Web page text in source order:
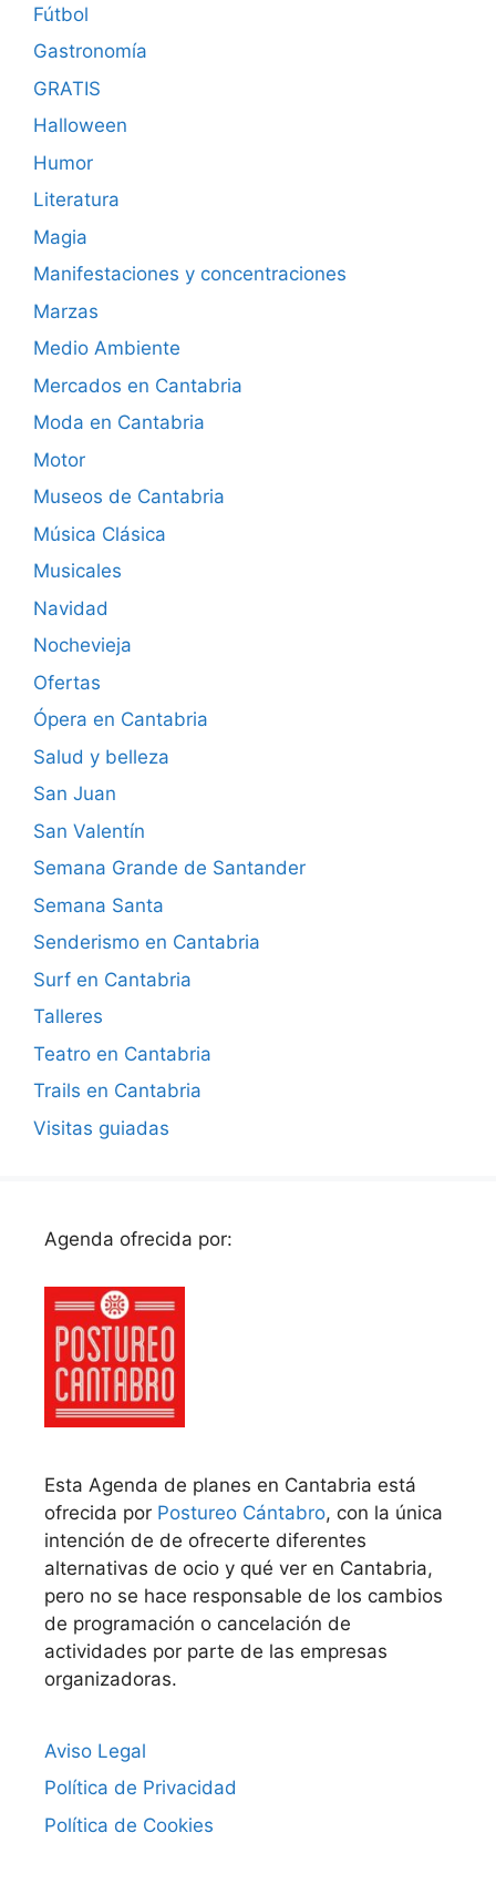
Fútbol
Gastronomía
GRATIS
Halloween
Humor
Literatura
Magia
Manifestaciones y concentraciones
Marzas
Medio Ambiente
Mercados en Cantabria
Moda en Cantabria
Motor
Museos de Cantabria
Música Clásica
Musicales
Navidad
Nochevieja
Ofertas
Ópera en Cantabria
Salud y belleza
San Juan
San Valentín
Semana Grande de Santander
Semana Santa
Senderismo en Cantabria
Surf en Cantabria
Talleres
Teatro en Cantabria
Trails en Cantabria
Visitas guiadas
Agenda ofrecida por:
Esta Agenda de planes en Cantabria está
ofrecida por Postureo Cántabro, con la única
intención de de ofrecerte diferentes
alternativas de ocio y qué ver en Cantabria,
pero no se hace responsable de los cambios
de programación o cancelación de
actividades por parte de las empresas
organizadoras.
Aviso Legal
Política de Privacidad
Política de Cookies